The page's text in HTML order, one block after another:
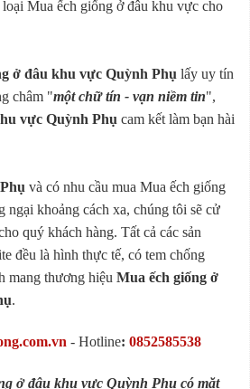
Mua ếch giống ở đâu khu vực cho
ở đâu khu vực Quỳnh Phụ lấy uy tín
châm "một chữ tín - vạn niềm tin",
vực Quỳnh Phụ cam kết làm bạn hài
và có nhu cầu mua Mua ếch giống
ngại khoảng cách xa, chúng tôi sẽ cử
quý khách hàng. Tất cả các sản
đều là hình thực tế, có tem chống
mang thương hiệu Mua ếch giống ở
.
- Hotline: 0852585538
ở đâu khu vực Quỳnh Phụ có mặt